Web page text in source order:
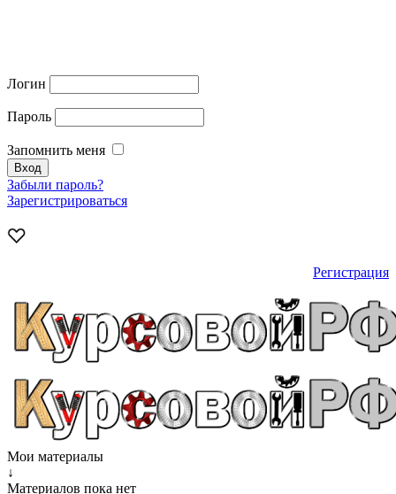
Логин
Пароль
Запомнить меня
Забыли пароль?
Зарегистрироваться
Регистрация
Мои материалы
↓
Материалов пока нет